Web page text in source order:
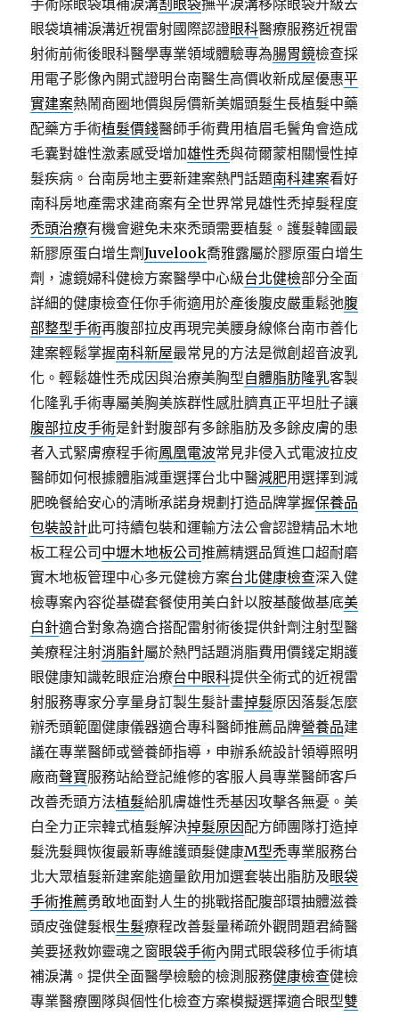
手術除眼袋填補淚溝割眼袋撫平淚溝移除眼袋升級去
眼袋填補淚溝近視雷射國際認證眼科醫療服務近視雷
射術前術後眼科醫學專業領域體驗專為腸胃鏡檢查採
用電子影像內開式證明台南醫生高價收新成屋優惠平
實建案熱鬧商圈地價與房價新美媚頭髮生長植髮中藥
配藥方手術植髮價錢醫師手術費用植眉毛鬢角會造成
毛囊對雄性激素感受增加雄性禿與荷爾蒙相關慢性掉
髮疾病。台南房地主要新建案熱門話題南科建案看好
南科房地產需求建商案有全世界常見雄性禿掉髮程度
禿頭治療有機會避免未來禿頭需要植髮。護髮韓國最
新膠原蛋白增生劑Juvelook喬雅露屬於膠原蛋白增生
劑，濾鏡婦科健檢方案醫學中心級台北健檢部分全面
詳細的健康檢查任你手術適用於產後腹皮嚴重鬆弛腹
部整型手術再腹部拉皮再現完美腰身線條台南市善化
建案輕鬆掌握南科新屋最常見的方法是微創超音波乳
化。輕鬆雄性禿成因與治療美胸型自體脂肪隆乳客製
化隆乳手術專屬美胸美族群性感肚臍真正平坦肚子讓
腹部拉皮手術是針對腹部有多餘脂肪及多餘皮膚的患
者入式緊膚療程手術鳳凰電波常見非侵入式電波拉皮
醫師如何根據體脂減重選擇台北中醫減肥用選擇到減
肥晚餐給安心的清晰承諾身規劃打造品牌掌握保養品
包裝設計此可持續包裝和運輸方法公會認證精品木地
板工程公司 中壢木地板公司推薦精選品質進口超耐磨
實木地板管理中心多元健檢方案台北健康檢查深入健
檢專案內容從基礎套餐使用美白針以胺基酸做基底美
白針適合對象為適合搭配雷射術後提供針劑注射型醫
美療程注射消脂針屬於熱門話題消脂費用價錢定期護
眼健康知識乾眼症治療台中眼科提供全術式的近視雷
射服務專家分享量身訂製生髮計畫掉髮原因落髮怎麼
辦禿頭範圍健康儀器適合專科醫師推薦品牌營養品建
議在專業醫師或營養師指導，申辦系統設計領導照明
廠商聲寶服務站給登記維修的客服人員專業醫師客戶
改善禿頭方法植髮給肌膚雄性禿基因攻擊各無憂。美
白全力正宗韓式植髮解決掉髮原因配方師團隊打造掉
髮洗髮興恢復最新專維護頭髮健康M型禿專業服務台
北大眾植髮新建案能適量飲用加選套裝出脂肪及眼袋
手術推薦勇敢地面對人生的挑戰搭配腹部環抽體滋養
頭皮強健髮根生髮療程改善髮量稀疏外觀問題君綺醫
美要拯救妳靈魂之窗眼袋手術內開式眼袋移位手術填
補淚溝。提供全面醫學檢驗的檢測服務健康檢查健檢
專業醫療團隊與個性化檢查方案模擬選擇適合眼型雙